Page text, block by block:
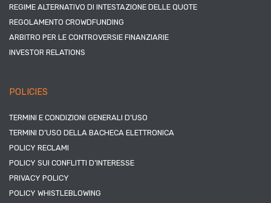
REGIME ALTERNATIVO DI INTESTAZIONE DELLE QUOTE
REGOLAMENTO CROWDFUNDING
ARBITRO PER LE CONTROVERSIE FINANZIARIE
INVESTOR RELATIONS
POLICIES
TERMINI E CONDIZIONI GENERALI D’USO
TERMINI D’USO DELLA BACHECA ELETTRONICA
POLICY RECLAMI
POLICY SUI CONFLITTI D’INTERESSE
PRIVACY POLICY
POLICY WHISTLEBLOWING